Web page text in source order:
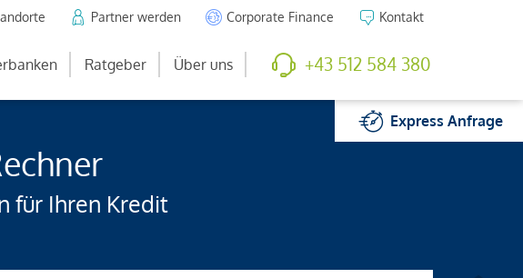
Partner werden Corporate Finance Kontakt
Ratgeber Über uns +43 512 584 380
ExpressAnfrage
für Ihren Kredit